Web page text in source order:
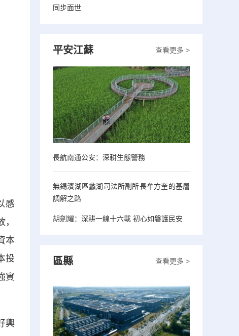
感
本
投
實
輿
同步面世
查看更多 >
平安江蘇
長航南通公安：深耕生態警務
無錫濱湖區蠡湖司法所副所長牟方奎的基層
調解之路
胡劍耀：深耕一線十六載 初心如磐護民安
查看更多 >
區縣